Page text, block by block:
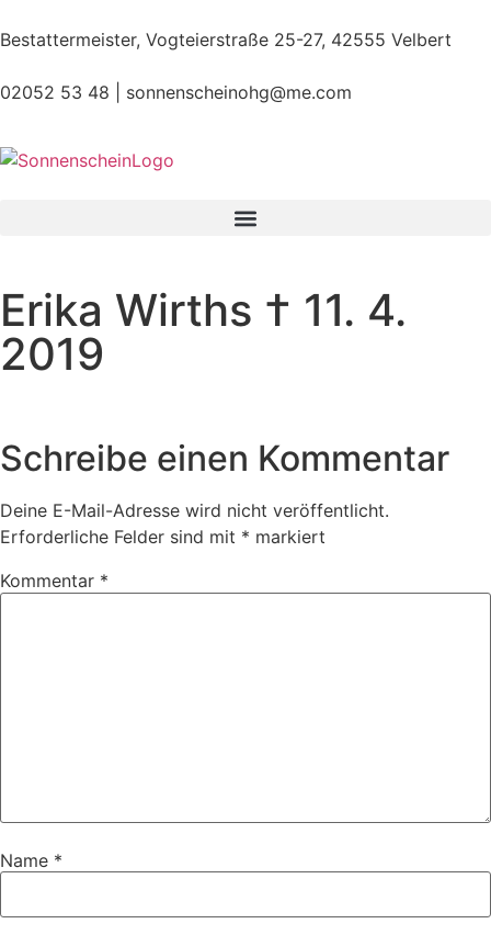
Bestattermeister, Vogteierstraße 25-27, 42555 Velbert
02052 53 48 | sonnenscheinohg@me.com
Erika Wirths † 11. 4.
2019
Schreibe einen Kommentar
Deine E-Mail-Adresse wird nicht veröffentlicht.
Erforderliche Felder sind mit * markiert
Kommentar *
Name *